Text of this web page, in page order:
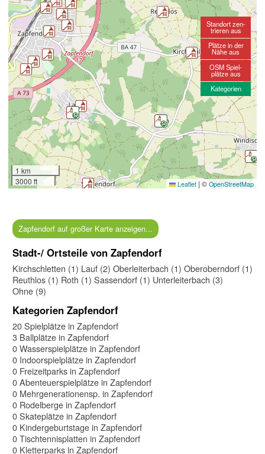
1 km
3000 ft
Leaflet | © OpenStreetMap
Standort zen-
trieren aus
Plätze in der
Nähe aus
OSM Spiel-
plätze aus
Kategorien
Zapfendorf auf großer Karte anzeigen...
Stadt-/ Ortsteile von Zapfendorf
Kirchschletten (1) Lauf (2) Oberleiterbach (1) Oberoberndorf (1)
Reuthlos (1) Roth (1) Sassendorf (1) Unterleiterbach (3)
Ohne (9)
Kategorien Zapfendorf
20 Spielplätze in Zapfendorf
3 Ballplätze in Zapfendorf
0 Wasserspielplätze in Zapfendorf
0 Indoorspielplätze in Zapfendorf
0 Freizeitparks in Zapfendorf
0 Abenteuerspielplätze in Zapfendorf
0 Mehrgenerationensp. in Zapfendorf
0 Rodelberge in Zapfendorf
0 Skateplätze in Zapfendorf
0 Kindergeburtstage in Zapfendorf
0 Tischtennisplatten in Zapfendorf
0 Kletterparks in Zapfendorf